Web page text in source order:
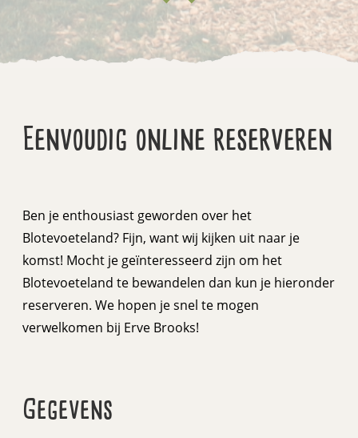
Eenvoudig online reserveren
Ben je enthousiast geworden over het
Blotevoeteland? Fijn, want wij kijken uit naar je
komst! Mocht je geïnteresseerd zijn om het
Blotevoeteland te bewandelen dan kun je hieronder
reserveren. We hopen je snel te mogen
verwelkomen bij Erve Brooks!
Gegevens